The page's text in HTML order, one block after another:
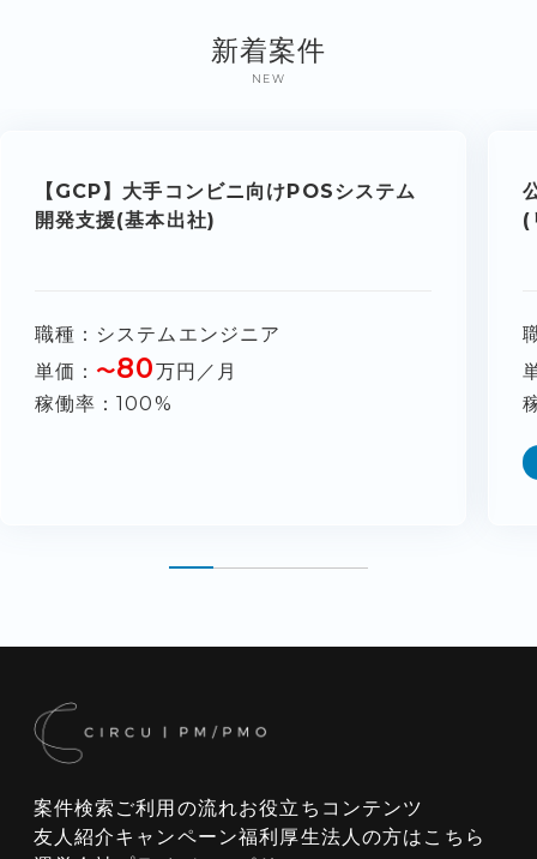
新着案件
NEW
【GCP】大手コンビニ向けPOSシステム
開発支援(基本出社)
職種
システムエンジニア
単価
〜80万円／月
稼働率
100%
(
案件検索 ご利用の流れお役立ちコンテンツ
友人紹介キャンペーン福利厚生法人の方はこちら